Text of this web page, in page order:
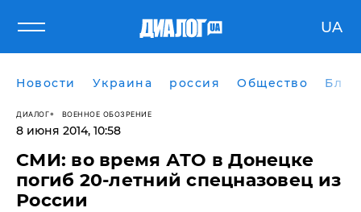
UA
Новости Украина россия Общество
ДИАЛОГ ВОЕННОЕ ОБОЗРЕНИЕ
8 июня 2014, 10:58
​СМИ: во время АТО в Донецке
погиб 20-летний спецназовец из
России